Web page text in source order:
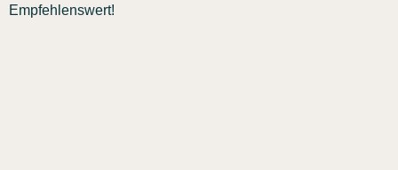
Empfehlenswert!